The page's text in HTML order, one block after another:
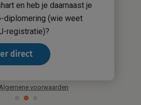
en heb je daarnaast je
diplomering (wie weet
registratie)?
direct
Algemene voorwaarden